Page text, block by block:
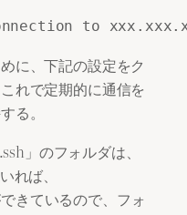
に、下記の設定をク
れで定期的に通信を
る。
」のフォルダは、
れば、
きているので、フォ